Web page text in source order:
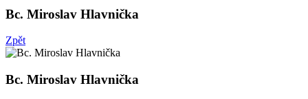
Bc. Miroslav Hlavnička
Zpět
Bc. Miroslav Hlavnička